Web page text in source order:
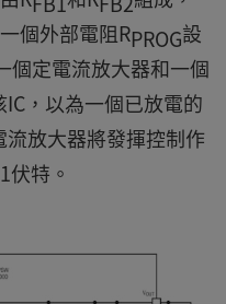
個外部電阻RPROG設
個定電流放大器和一個
，以為一個已放電的
放大器將發揮控制作
伏特。